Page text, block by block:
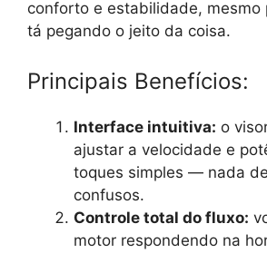
conforto e estabilidade, mesmo
tá pegando o jeito da coisa.
Principais Benefícios:
Interface intuitiva: o
ajustar a velocidade e
toques simples — nada
confusos.
Controle total do fluxo:
motor respondendo na